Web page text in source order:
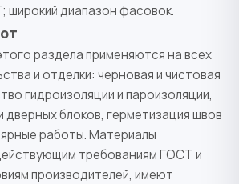
широкий диапазон фасовок.
раздела применяются на всех
и отделки: черновая и чистовая
гидроизоляции и пароизоляции,
блоков, герметизация швов
работы. Материалы
требованиям ГОСТ и
производителей, имеют